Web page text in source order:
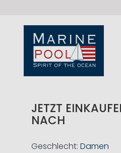
JETZT
NACH
Geschlecht Damen